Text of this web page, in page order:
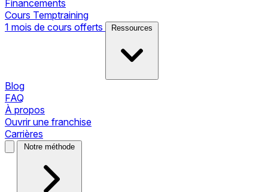
Financements
Cours Temptraining
1 mois de cours offerts
Ressources
Blog
FAQ
À propos
Ouvrir une franchise
Carrières
Notre méthode